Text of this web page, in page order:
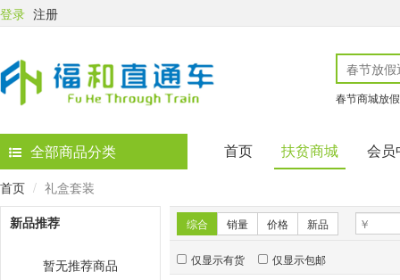
登录 注册
春节商城放
全部商品分类 首页 扶贫商城 会员
首页
礼盒套装
新品推荐
暂无推荐商品
综合 销量 价格 新品
仅显示有货 仅显示包邮